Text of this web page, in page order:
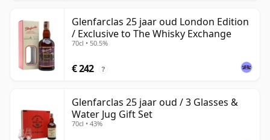
Glenfarclas 25 jaar oud London Edition
/ Exclusive to The Whisky Exchange
70cl • 50.5%
€ 242 ?
Glenfarclas 25 jaar oud / 3 Glasses &
Water Jug Gift Set
70cl • 43%